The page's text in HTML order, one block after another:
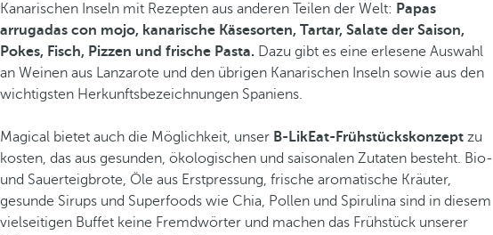
Kanarischen Inseln mit Rezepten aus anderen Teilen der Welt: Papas
arrugadas con mojo, kanarische Käsesorten, Tartar, Salate der Saison,
Pokes, Fisch, Pizzen und frische Pasta. Dazu gibt es eine erlesene Auswahl
an Weinen aus Lanzarote und den übrigen Kanarischen Inseln sowie aus den
wichtigsten Herkunftsbezeichnungen Spaniens.
Magical bietet auch die Möglichkeit, unser B-LikEat-Frühstückskonzept zu
kosten, das aus gesunden, ökologischen und saisonalen Zutaten besteht. Bio-
und Sauerteigbrote, Öle aus Erstpressung, frische aromatische Kräuter,
gesunde Sirups und Superfoods wie Chia, Pollen und Spirulina sind in diesem
vielseitigen Buffet keine Fremdwörter und machen das Frühstück unserer